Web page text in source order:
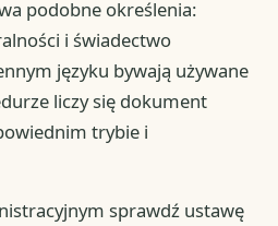
podobne określenia:
i świadectwo
języku bywają używane
liczy się dokument
trybie i
sprawdź ustawę